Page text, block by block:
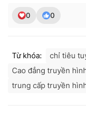
0 0
Từ khóa: chỉ tiêu
Cao đẳng truyền
trung cấp truyền